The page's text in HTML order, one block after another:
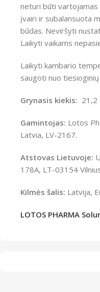
neturi būti vartojamas
įvairi ir subalansuota
būdas. Neviršyti
Laikyti vaikams
Laikyti kambario
saugoti nuo
Grynasis kiekis: 21,2
Gamintojas: Lotos
Latvia, LV-2167.
Atstovas Lietuvoje:
178A, LT-03154
Kilmės šalis: Latvija,
LOTOS PHARMA